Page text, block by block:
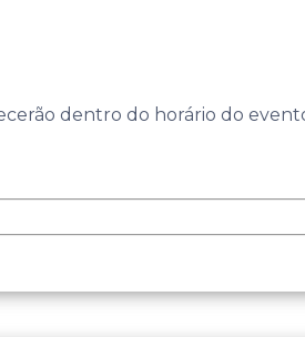
dentro do horário do